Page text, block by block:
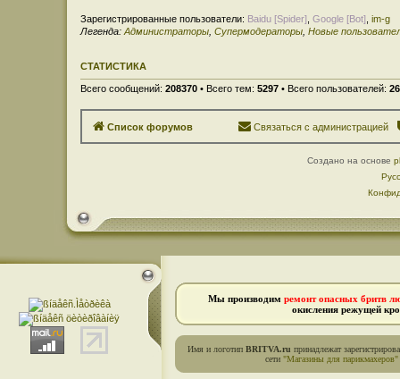
Зарегистрированные пользователи: Baidu [Spider] Google [Bot] im-g
Легенда: Администраторы Супермодераторы Новые
СТАТИСТИКА
Всего сообщений: 208370 • Всего тем: 5297 • Всего пользователей:
Список форумов Связаться с администрацией
Создано на основе
Мы производим ремонт опасных бритв
окисления режущей
Имя и логотип BRITVA.ru принадлежат
сети "Магазины для парикмахеров"